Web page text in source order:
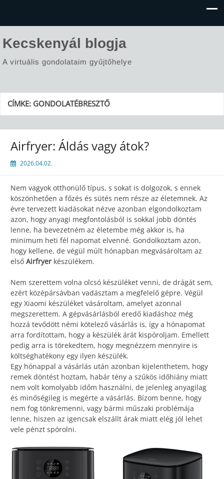
Kecskenyál blogja
A virtuális gondolataim gyűjtőhelye
CÍMKE: GONDOLATÉBRESZTŐ
Airfryer: Áldás vagy átok?
2026.04.02.
Nem vagyok otthonülő típus, s sokat is dolgozok, s ennek
köszönhetően a főzés és sütés nem része az életemnek. Az
évre tervezett kiadásokat nézve azonban elgondolkoztam
azon, hogy anyagi megfontolásból is sokkal jobb döntés
lenne, ha bevezetném az életembe még akkor is, ha
minimum heti fél napomat elvenné. Gondolkoztam azon,
hogy kellene, de végül múlt hónapban megvásároltam az
első Airfryer készülékem.
Nem szerettem volna olcsó készüléket venni, de drágát sem,
ezért középársávban vadásztam a megfelelő gépre. Végül
egy Xiaomi készüléket vásároltam, amelyet azonnal
megszerettem. A gépvásárlásból eredő kiadáshoz még
hozzá tevődött némi kötelező vásárlás is, így a hónapomat
arra fordítottam, hogy a készülék árát kispóroljam. Emellett
pedig arra is törekedtem, hogy megnézzem mennyire is
költséghatékony egy ilyen készülék.
Egy hónappal a vásárlás után azonban kijelenthetem, hogy
remek döntést hoztam, habár tény a szűkös időhiány miatt
nem volt komolyabb időm használni, de jelenleg anyagilag
és minőségileg is megérte a vásárlás. Bízom benne, hogy
nem fog tönkremenni, vagy bármi műszaki problémája
lenne, hiszen az igencsak elszállt árak miatt elég jól lehet
vele pénzt spórolni.